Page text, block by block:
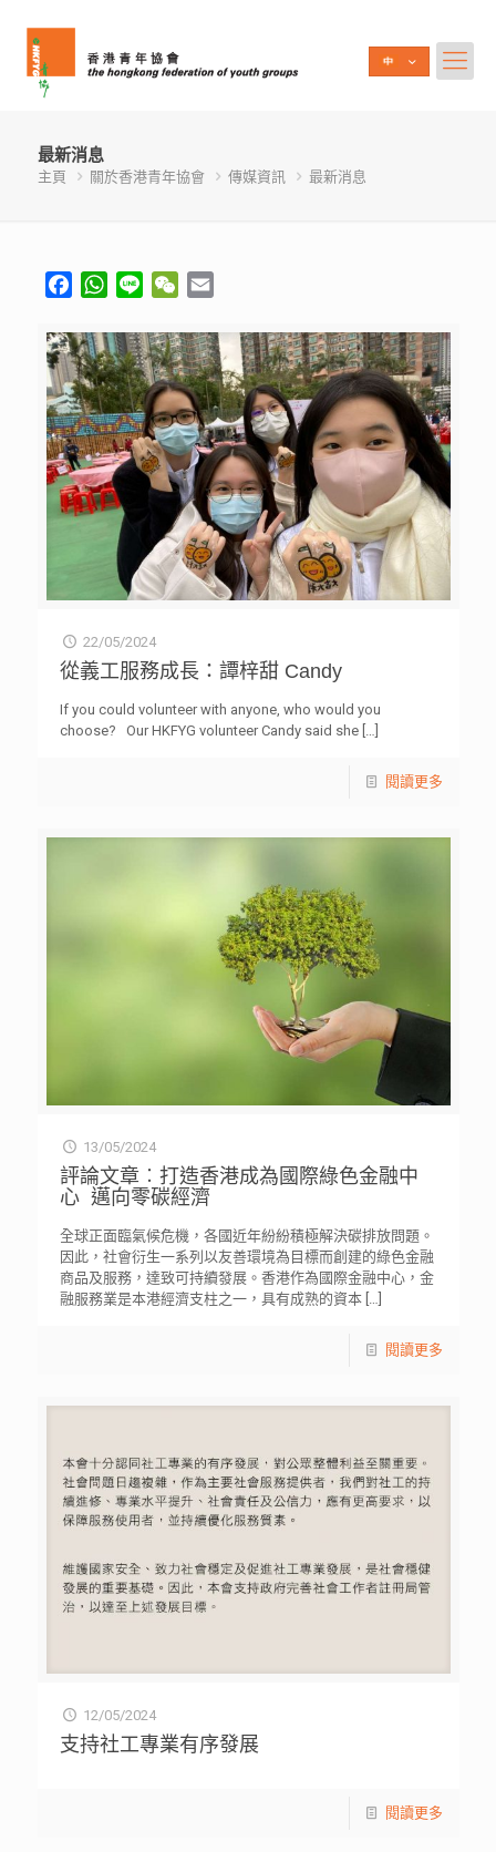
最新消息
主頁 關於香港青年協會 傳媒資訊 最新消息
FacebookWhatsApp
Line WeChat
22/05/2024
從義工服務成長：譚梓甜 Candy
If you could volunteer with anyone, who would you
choose? Our HKFYG volunteer Candy said she […]
閱讀更多
13/05/2024
評論文章︰打造香港成為國際綠色金融中
心 邁向零碳經濟
全球正面臨氣候危機，各國近年紛紛積極解決碳排放問題。
因此，社會衍生一系列以友善環境為目標而創建的​綠色金融
商品及服務，達致可持續發展。香港作為國際金融中心，金
融服務業是本港經濟支柱之一，具有成熟的資本[…]
閱讀更多
12/05/2024
支持社工專業有序發展
閱讀更多